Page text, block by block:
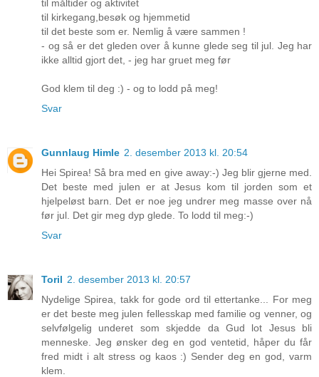
til måltider og aktivitet
til kirkegang,besøk og hjemmetid
til det beste som er. Nemlig å være sammen !
- og så er det gleden over å kunne glede seg til jul. Jeg har
ikke alltid gjort det, - jeg har gruet meg før
God klem til deg :) - og to lodd på meg!
Svar
Gunnlaug Himle 2. desember 2013 kl. 20:54
Hei Spirea! Så bra med en give away:-) Jeg blir gjerne med.
Det beste med julen er at Jesus kom til jorden som et
hjelpeløst barn. Det er noe jeg undrer meg masse over nå
før jul. Det gir meg dyp glede. To lodd til meg:-)
Svar
Toril 2. desember 2013 kl. 20:57
Nydelige Spirea, takk for gode ord til ettertanke... For meg
er det beste meg julen fellesskap med familie og venner, og
selvfølgelig underet som skjedde da Gud lot Jesus bli
menneske. Jeg ønsker deg en god ventetid, håper du får
fred midt i alt stress og kaos :) Sender deg en god, varm
klem.